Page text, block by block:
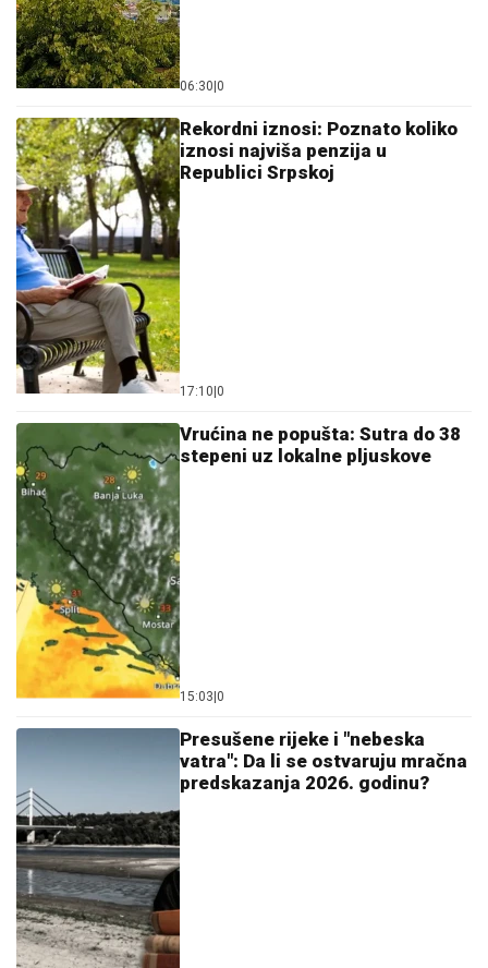
06:30 0
Rekordni iznosi: Poznato koliko
iznosi najviša penzija u
Republici Srpskoj
17:10 0
Vrućina ne popušta: Sutra do 38
stepeni uz lokalne pljuskove
15:03 0
Presušene rijeke i "nebeska
vatra": Da li se ostvaruju mračna
predskazanja 2026. godinu?